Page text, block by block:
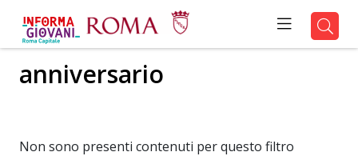
anniversario
Non sono presenti contenuti per questo filtro